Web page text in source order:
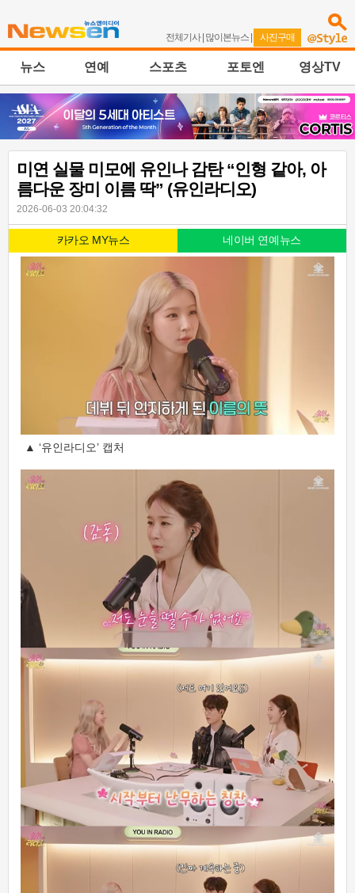
전체기사| 많이본뉴스 | 사진구매
뉴스 연예 스포츠 포토엔 영상TV
미연 실물 미모에 유인나 감탄 “인형 같아, 아
름다운 장미 이름 딱” (유인라디오)
2026-06-03 20:04:32
카카오 MY뉴스 네이버 연예뉴스
▲ ‘유인라디오’ 캡처